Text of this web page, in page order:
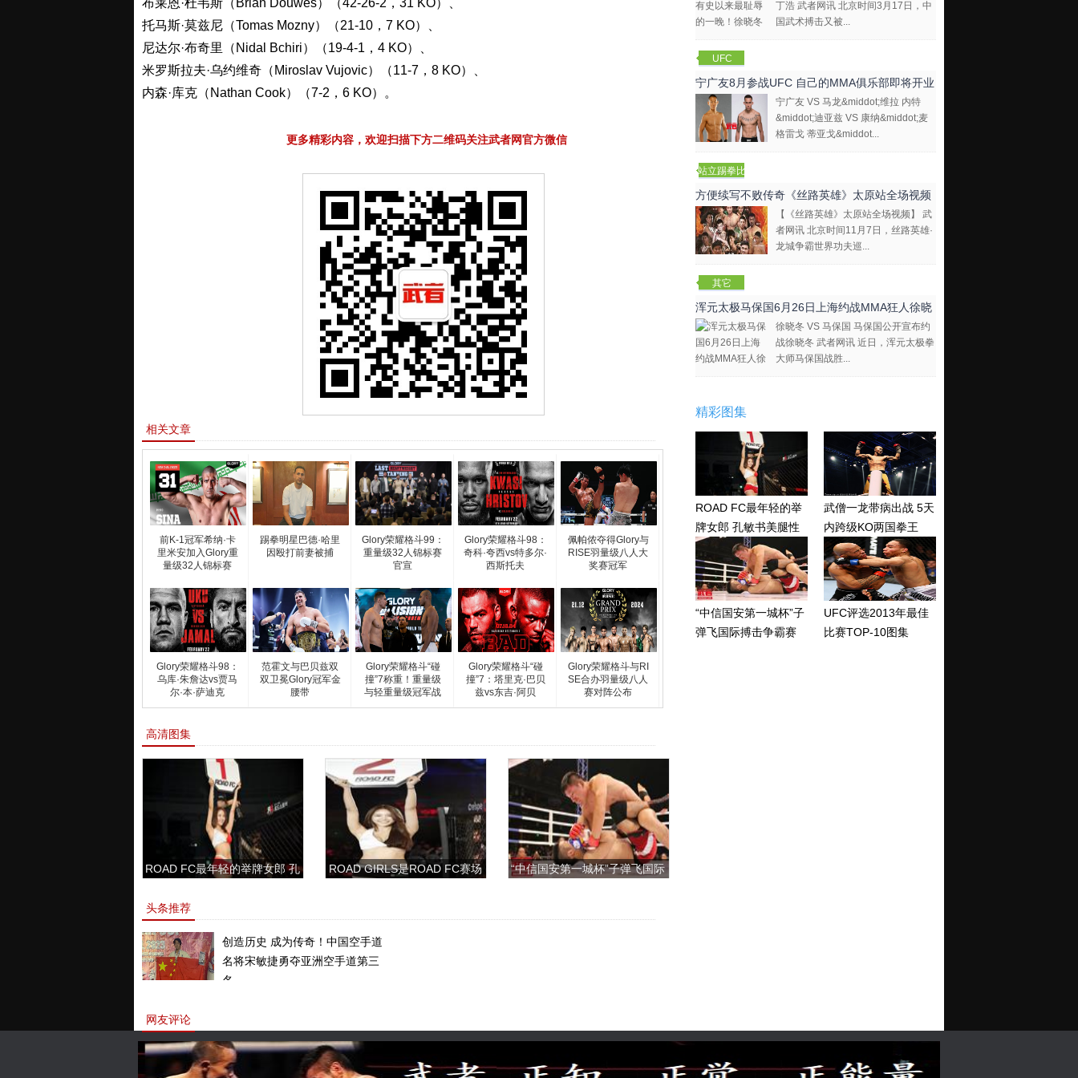
布莱恩·杜韦斯（Brian Douwes）（42-26-2，31 KO）、
托马斯·莫兹尼（Tomas Mozny）（21-10，7 KO）、
尼达尔·布奇里（Nidal Bchiri）（19-4-1，4 KO）、
米罗斯拉夫·乌约维奇（Miroslav Vujovic）（11-7，8 KO）、
内森·库克（Nathan Cook）（7-2，6 KO）。
更多精彩内容，欢迎扫描下方二维码关注武者网官方微信
相关文章
前K-1冠军希纳·卡
里米安加入Glory重
量级32人锦标赛
踢拳明星巴德·哈里
因殴打前妻被捕
Glory荣耀格斗99：
重量级32人锦标赛
官宣
Glory荣耀格斗98：
奇科·夸西vs特多尔·
西斯托夫
佩帕侬夺得Glory与
RISE羽量级八人大
奖赛冠军
Glory荣耀格斗98：
乌库·朱詹达vs贾马
尔·本·萨迪克
范霍文与巴贝兹双
双卫冕Glory冠军金
腰带
Glory荣耀格斗“碰
撞”7称重！重量级
与轻重量级冠军战
Glory荣耀格斗“碰
撞”7：塔里克·巴贝
兹vs东吉·阿贝
Glory荣耀格斗与RI
SE合办羽量级八人
赛对阵公布
高清图集
ROAD FC最年轻的举牌女郎 孔
ROAD GIRLS是ROAD FC赛场
“中信国安第一城杯”子弹飞国际
头条推荐
创造历史 成为传奇！中国空手道
名将宋敏捷勇夺亚洲空手道第三
名。
网友评论
丁浩 武者网讯 北京时间3月17日，中
国武术搏击又被...
UFC
宁广友8月参战UFC 自己的MMA俱乐部即将开业
宁广友 VS 马龙&middot;维拉 内特
&middot;迪亚兹 VS 康纳&middot;麦
格雷戈 蒂亚戈&middot...
站立踢拳比
赛视频
方便续写不败传奇《丝路英雄》太原站全场视频
【《丝路英雄》太原站全场视频】 武
者网讯 北京时间11月7日，丝路英雄·
龙城争霸世界功夫巡...
其它
浑元太极马保国6月26日上海约战MMA狂人徐晓
冬
徐晓冬 VS 马保国 马保国公开宣布约
战徐晓冬 武者网讯 近日，浑元太极拳
大师马保国战胜...
精彩图集
ROAD FC最年轻的举
牌女郎 孔敏书美腿性
感眼神清纯
武僧一龙带病出战 5天
内跨级KO两国拳王
“中信国安第一城杯”子
弹飞国际搏击争霸赛
UFC评选2013年最佳
比赛TOP-10图集